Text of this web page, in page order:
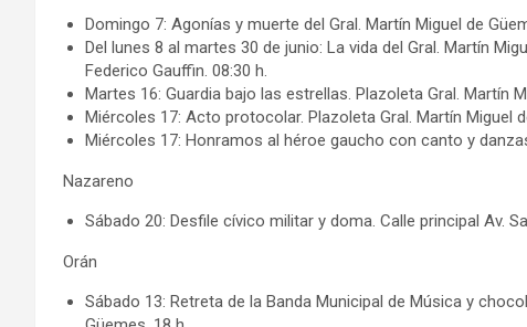
Domingo 7: Agonías y muerte del Gral. Martín Miguel de
Del lunes 8 al martes 30 de junio: La vida del Gral. Martín
Federico Gauffin. 08:30 h.
Martes 16: Guardia bajo las estrellas. Plazoleta Gral. Martín
Miércoles 17: Acto protocolar. Plazoleta Gral. Martín Miguel
Miércoles 17: Honramos al héroe gaucho con canto y
Nazareno
Sábado 20: Desfile cívico militar y doma. Calle principal Av.
Orán
Sábado 13: Retreta de la Banda Municipal de Música y